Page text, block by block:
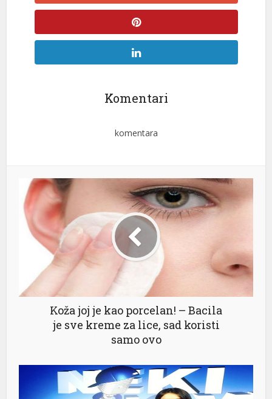
Komentari
komentara
Koža joj je kao porcelan! – Bacila
je sve kreme za lice, sad koristi
samo ovo